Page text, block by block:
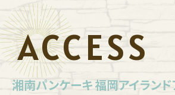
ACCESS
湘南パンケーキ 福岡アイランド